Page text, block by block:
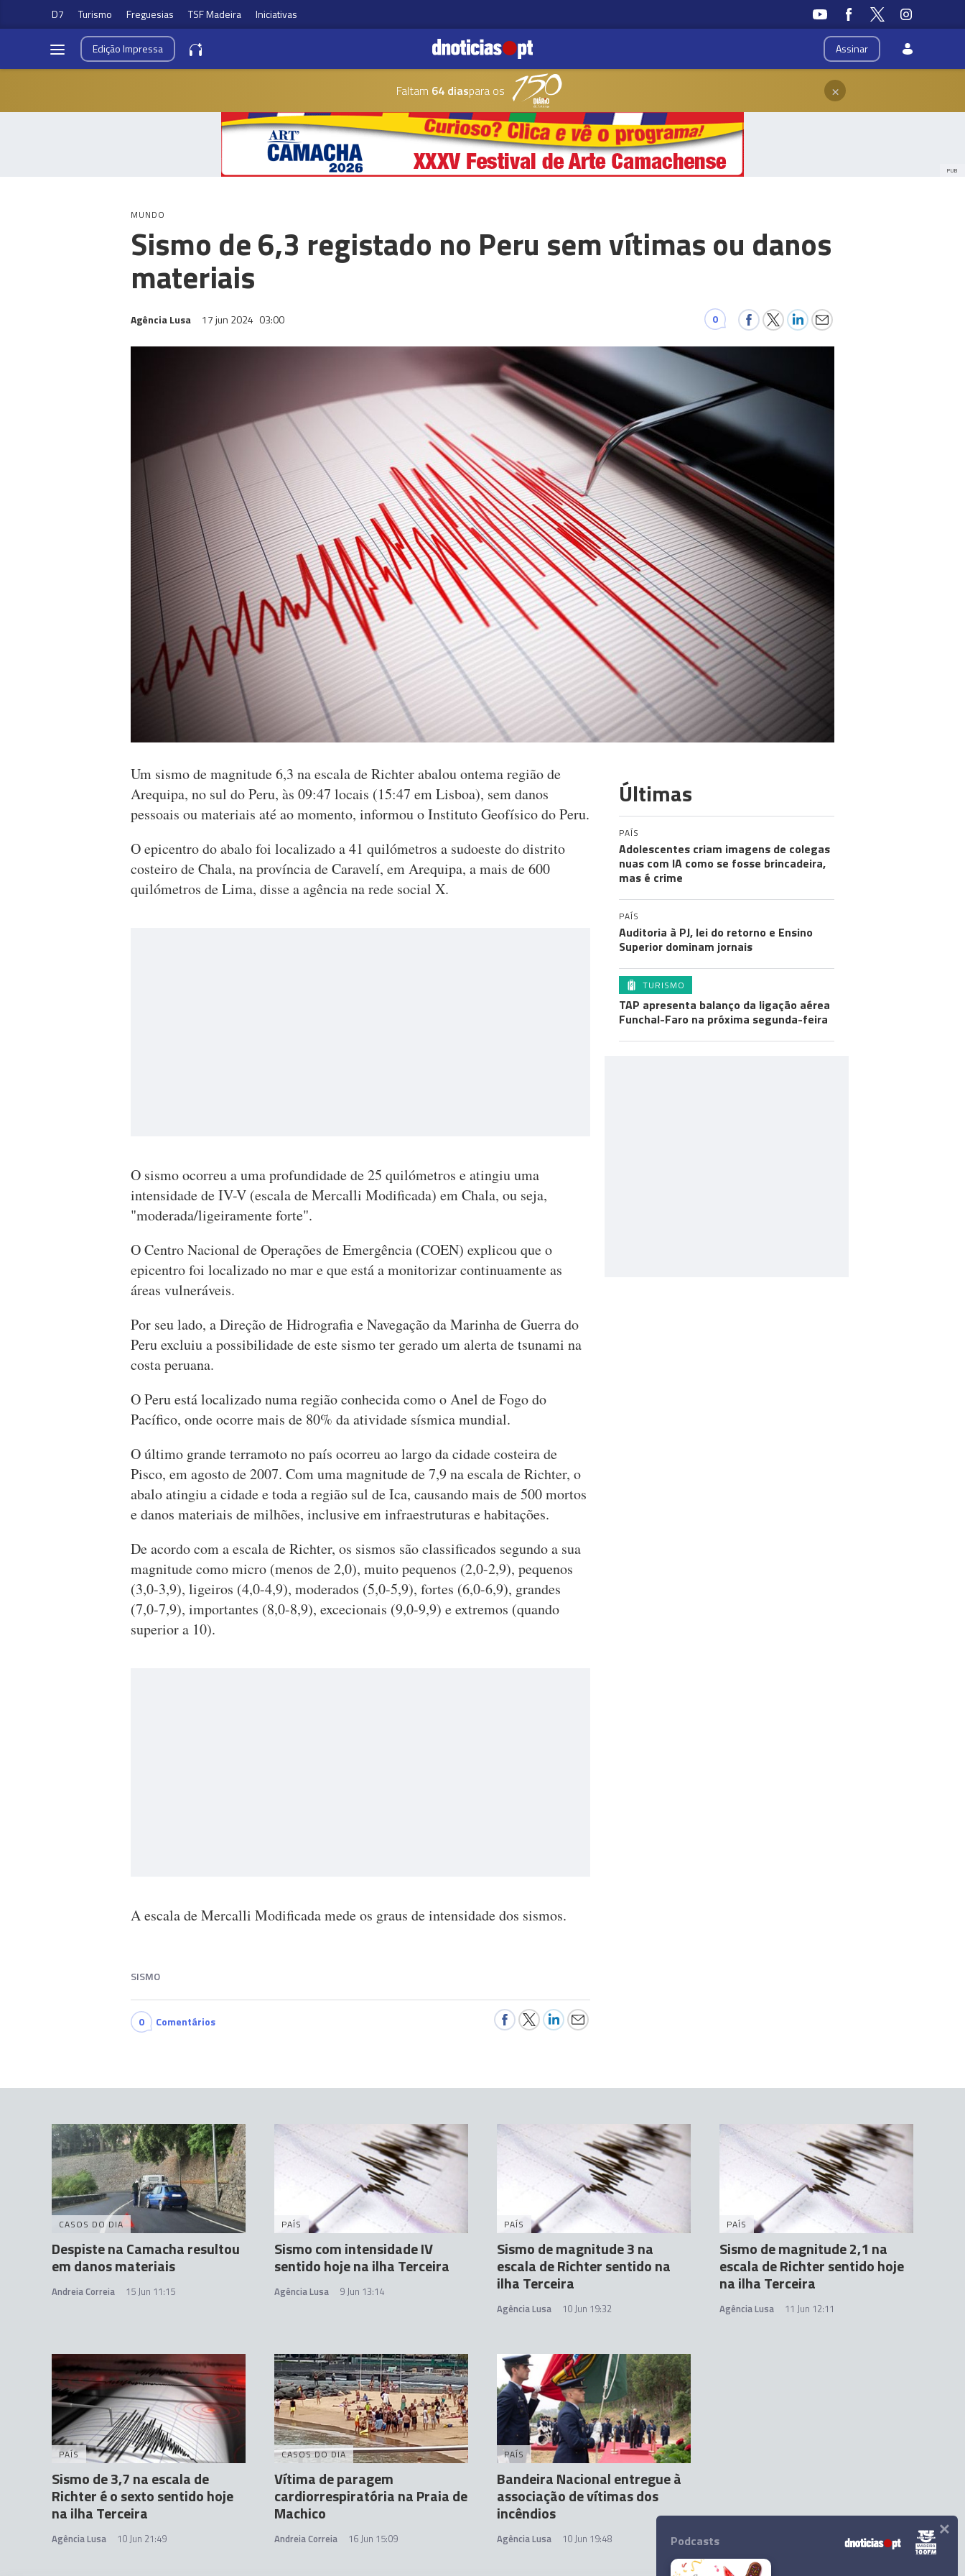
D7 Turismo Freguesias TSF Madeira Iniciativas
Assinar
EdiçãoImpressa
Faltam 64 diaspara os ×
PUB
MUNDO
Sismo de 6,3 registado no Peru sem vítimas ou danos
materiais
Agência Lusa 17 jun 2024 03:00 0
Um sismo de magnitude 6,3 na escala de Richter abalou ontema região de
Arequipa, no sul do Peru, às 09:47 locais (15:47 em Lisboa), sem danos
pessoais ou materiais até ao momento, informou o Instituto Geofísico do Peru.
O epicentro do abalo foi localizado a 41 quilómetros a sudoeste do distrito
costeiro de Chala, na província de Caravelí, em Arequipa, a mais de 600
quilómetros de Lima, disse a agência na rede social X.
O sismo ocorreu a uma profundidade de 25 quilómetros e atingiu uma
intensidade de IV-V (escala de Mercalli Modificada) em Chala, ou seja,
"moderada/ligeiramente forte".
O Centro Nacional de Operações de Emergência (COEN) explicou que o
epicentro foi localizado no mar e que está a monitorizar continuamente as
áreas vulneráveis.
Por seu lado, a Direção de Hidrografia e Navegação da Marinha de Guerra do
Peru excluiu a possibilidade de este sismo ter gerado um alerta de tsunami na
costa peruana.
O Peru está localizado numa região conhecida como o Anel de Fogo do
Pacífico, onde ocorre mais de 80% da atividade sísmica mundial.
O último grande terramoto no país ocorreu ao largo da cidade costeira de
Pisco, em agosto de 2007. Com uma magnitude de 7,9 na escala de Richter, o
abalo atingiu a cidade e toda a região sul de Ica, causando mais de 500 mortos
e danos materiais de milhões, inclusive em infraestruturas e habitações.
De acordo com a escala de Richter, os sismos são classificados segundo a sua
magnitude como micro (menos de 2,0), muito pequenos (2,0-2,9), pequenos
(3,0-3,9), ligeiros (4,0-4,9), moderados (5,0-5,9), fortes (6,0-6,9), grandes
(7,0-7,9), importantes (8,0-8,9), excecionais (9,0-9,9) e extremos (quando
superior a 10).
A escala de Mercalli Modificada mede os graus de intensidade dos sismos.
SISMO
0 Comentários
Últimas
PAÍS
Adolescentes criam imagens de colegas
nuas com IA como se fosse brincadeira,
mas é crime
PAÍS
Auditoria à PJ, lei do retorno e Ensino
Superior dominam jornais
TURISMO
TAP apresenta balanço da ligação aérea
Funchal-Faro na próxima segunda-feira
CASOS DO DIA
Despiste na Camacha resultou
em danos materiais
Andreia Correia 15 Jun 11:15
PAÍS
Sismo com intensidade IV
sentido hoje na ilha Terceira
Agência Lusa 9 Jun 13:14
PAÍS
Sismo de magnitude 3 na
escala de Richter sentido na
ilha Terceira
Agência Lusa 10 Jun 19:32
PAÍS
Sismo de magnitude 2,1 na
escala de Richter sentido hoje
na ilha Terceira
Agência Lusa 11 Jun 12:11
PAÍS
Sismo de 3,7 na escala de
Richter é o sexto sentido hoje
na ilha Terceira
Agência Lusa 10 Jun 21:49
CASOS DO DIA
Vítima de paragem
cardiorrespiratória na Praia de
Machico
Andreia Correia 16 Jun 15:09
PAÍS
Bandeira Nacional entregue à
associação de vítimas dos
incêndios
Agência Lusa 10 Jun 19:48 Podcasts ×